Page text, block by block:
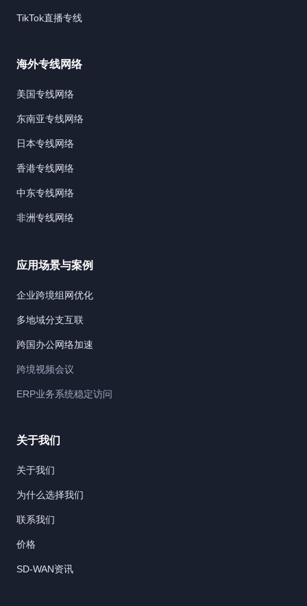
TikTok直播专线
海外专线网络
美国专线网络
东南亚专线网络
日本专线网络
香港专线网络
中东专线网络
非洲专线网络
应用场景与案例
企业跨境组网优化
多地域分支互联
跨国办公网络加速
跨境视频会议
ERP业务系统稳定访问
关于我们
关于我们
为什么选择我们
联系我们
价格
SD-WAN资讯